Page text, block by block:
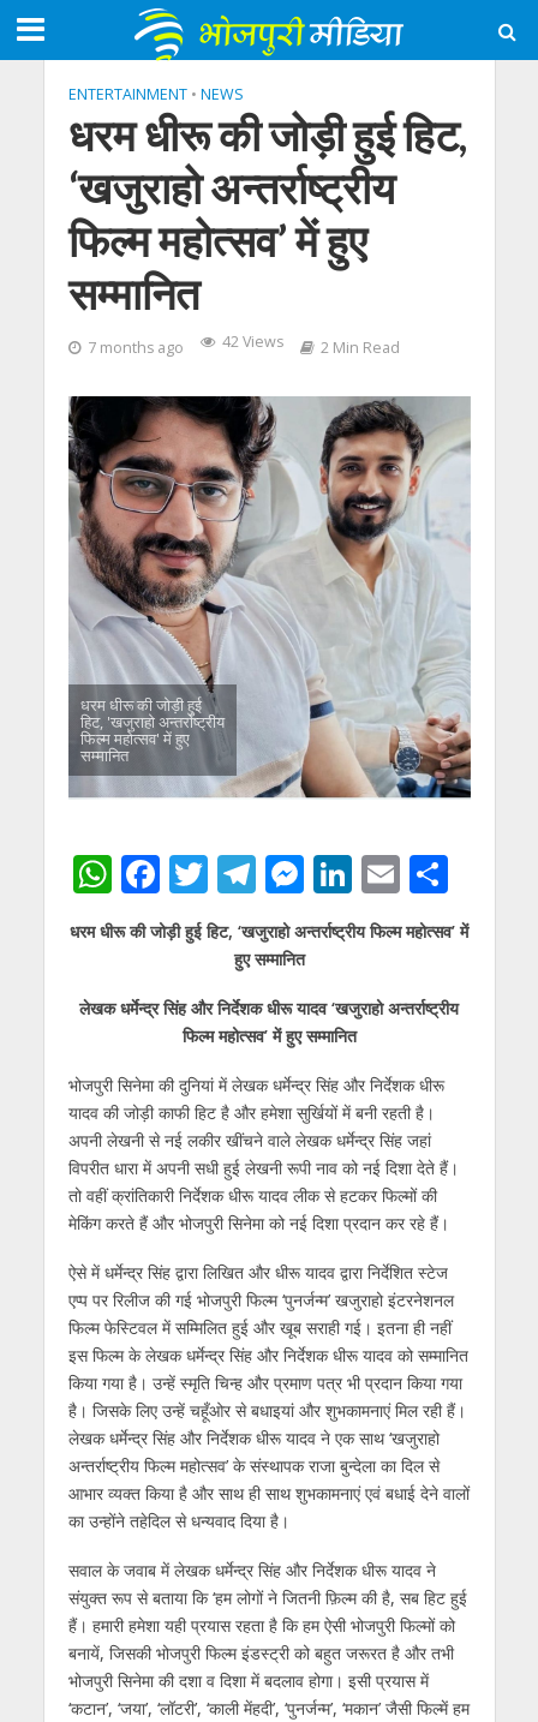
ENTERTAINMENT • NEWS
धरम धीरू की जोड़ी हुई हिट,
‘खजुराहो अन्तर्राष्ट्रीय
फिल्म महोत्सव’ में हुए
सम्मानित
7 months ago 42 Views 2 Min Read
धरम धीरू की जोड़ी हुई
हिट, 'खजुराहो अन्तर्राष्ट्रीय
फिल्म महोत्सव' में हुए
सम्मानित
W
h
at
s
A
p
p
F
ac
e
b
o
o
k
T
w
itt
er
T
el
e
gr
a
m
M
e
ss
e
n
g
er
Li
n
k
e
dI
n
E
m
ai
l
S
h
ar
e
धरम धीरू की जोड़ी हुई हिट, ‘खजुराहो अन्तर्राष्ट्रीय फिल्म महोत्सव’ में
हुए सम्मानित
लेखक धर्मेन्द्र सिंह और निर्देशक धीरू यादव ‘खजुराहो अन्तर्राष्ट्रीय
फिल्म महोत्सव’ में हुए सम्मानित
भोजपुरी सिनेमा की दुनियां में लेखक धर्मेन्द्र सिंह और निर्देशक धीरू
यादव की जोड़ी काफी हिट है और हमेशा सुर्खियों में बनी रहती है।
अपनी लेखनी से नई लकीर खींचने वाले लेखक धर्मेन्द्र सिंह जहां
विपरीत धारा में अपनी सधी हुई लेखनी रूपी नाव को नई दिशा देते हैं।
तो वहीं क्रांतिकारी निर्देशक धीरू यादव लीक से हटकर फिल्मों की
मेकिंग करते हैं और भोजपुरी सिनेमा को नई दिशा प्रदान कर रहे हैं।
ऐसे में धर्मेन्द्र सिंह द्वारा लिखित और धीरू यादव द्वारा निर्देशित स्टेज
एप्प पर रिलीज की गई भोजपुरी फिल्म ‘पुनर्जन्म’ खजुराहो इंटरनेशनल
फिल्म फेस्टिवल में सम्मिलित हुई और खूब सराही गई। इतना ही नहीं
इस फिल्म के लेखक धर्मेन्द्र सिंह और निर्देशक धीरू यादव को सम्मानित
किया गया है। उन्हें स्मृति चिन्ह और प्रमाण पत्र भी प्रदान किया गया
है। जिसके लिए उन्हें चहूँओर से बधाइयां और शुभकामनाएं मिल रही हैं।
लेखक धर्मेन्द्र सिंह और निर्देशक धीरू यादव ने एक साथ ‘खजुराहो
अन्तर्राष्ट्रीय फिल्म महोत्सव’ के संस्थापक राजा बुन्देला का दिल से
आभार व्यक्त किया है और साथ ही साथ शुभकामनाएं एवं बधाई देने वालों
का उन्होंने तहेदिल से धन्यवाद दिया है।
सवाल के जवाब में लेखक धर्मेन्द्र सिंह और निर्देशक धीरू यादव ने
संयुक्त रूप से बताया कि ‘हम लोगों ने जितनी फ़िल्म की है, सब हिट हुई
हैं। हमारी हमेशा यही प्रयास रहता है कि हम ऐसी भोजपुरी फिल्मों को
बनायें, जिसकी भोजपुरी फिल्म इंडस्ट्री को बहुत जरूरत है और तभी
भोजपुरी सिनेमा की दशा व दिशा में बदलाव होगा। इसी प्रयास में
‘कटान’, ‘जया’, ‘लॉटरी’, ‘काली मेंहदी’, ‘पुनर्जन्म’, ‘मकान’ जैसी फिल्में हम